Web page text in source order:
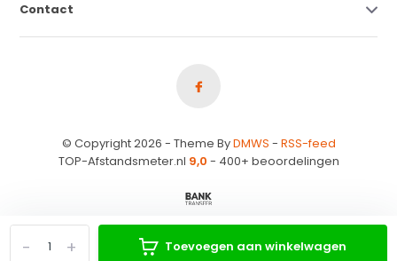
+
- Toevoegen aan winkelwagen
Contact
© Copyright 2026 - Theme ByDMWS - RSS-feed
TOP-Afstandsmeter.nl 9,0 - 400+ beoordelingen